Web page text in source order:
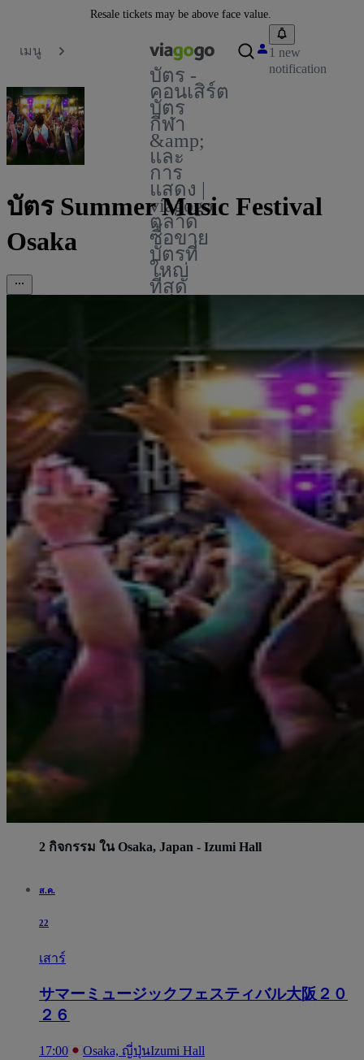
Resale tickets may be above face value.
เมนู
บัตร -
คอนเสิร์ต
บัตร
กีฬา
&amp;
และ
การ
แสดง |
viagogo
ตลาด
ซื้อขาย
บัตรที่
ใหญ่
ที่สุด
1 new
notification
บัตร Summer Music Festival
Osaka
2 กิจกรรม ใน Osaka, Japan - Izumi Hall
ส.ค.
22
เสาร์
サマーミュージックフェスティバル大阪２０
２６
17:00 Osaka, ญี่ปุ่นIzumi Hall